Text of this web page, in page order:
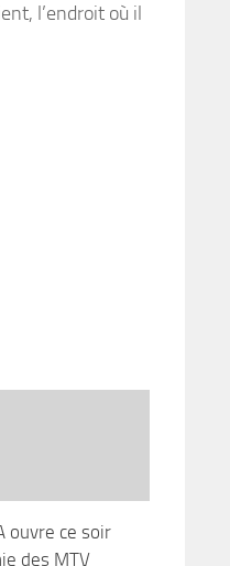
l’endroit où il
ouvre ce soir
des MTV